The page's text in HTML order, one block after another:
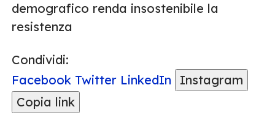
demografico renda insostenibile la
resistenza
Condividi:
Facebook Twitter LinkedIn
Instagram
Copia link